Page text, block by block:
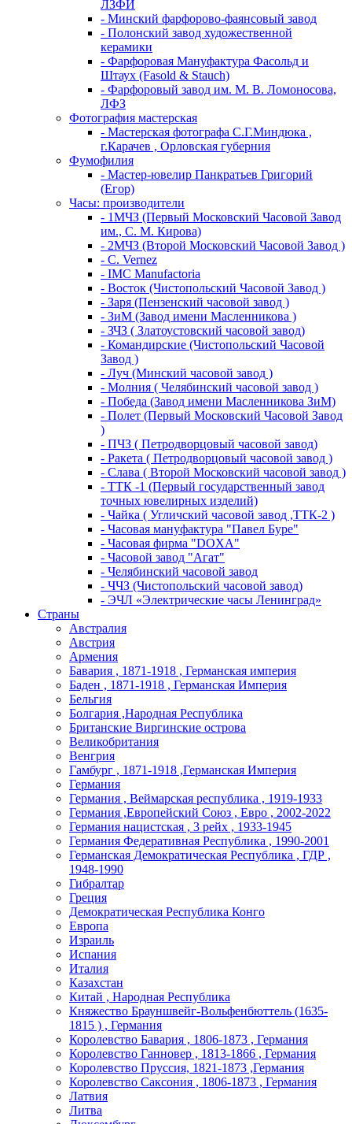
ЛЗФИ
- Минский фарфорово-фаянсовый завод
- Полонский завод художественной
керамики
- Фарфоровая Мануфактура Фасольд и
Штаух (Fasold & Stauch)
- Фарфоровый завод им. М. В. Ломоносова,
ЛФЗ
Фотография мастерская
- Мастерская фотографа С.Г.Миндюка ,
г.Карачев , Орловская губерния
Фумофилия
- Мастер-ювелир Панкратьев Григорий
(Егор)
Часы: производители
- 1МЧЗ (Первый Московский Часовой Завод
им., С. М. Кирова)
- 2МЧЗ (Второй Московский Часовой Завод )
- C. Vernez
- IMC Manufactoria
- Восток (Чистопольский Часовой Завод )
- Заря (Пензенский часовой завод )
- ЗиМ (Завод имени Масленникова )
- ЗЧЗ ( Златоустовский часовой завод)
- Командирские (Чистопольский Часовой
Завод )
- Луч (Минский часовой завод )
- Молния ( Челябинский часовой завод )
- Победа (Завод имени Масленникова ЗиМ)
- Полет (Первый Московский Часовой Завод
)
- ПЧЗ ( Петродворцовый часовой завод)
- Ракета ( Петродворцовый часовой завод )
- Слава ( Второй Московский часовой завод )
- ТТК -1 (Первый государственный завод
точных ювелирных изделий)
- Чайка ( Угличский часовой завод ,ТТК-2 )
- Часовая мануфактура "Павел Буре"
- Часовая фирма "DOXA"
- Часовой завод "Агат"
- Челябинский часовой завод
- ЧЧЗ (Чистопольский часовой завод)
- ЭЧЛ «Электрические часы Ленинград»
Страны
Австралия
Австрия
Армения
Бавария , 1871-1918 , Германская империя
Баден , 1871-1918 , Германская Империя
Бельгия
Болгария ,Народная Республика
Британские Виргинские острова
Великобритания
Венгрия
Гамбург , 1871-1918 ,Германская Империя
Германия
Германия , Веймарская республика , 1919-1933
Германия ,Европейский Союз , Евро , 2002-2022
Германия нацистская , 3 рейх , 1933-1945
Германия Федеративная Республика , 1990-2001
Германская Демократическая Республика , ГДР ,
1948-1990
Гибралтар
Греция
Демократическая Республика Конго
Европа
Израиль
Испания
Италия
Казахстан
Китай , Народная Республика
Княжество Брауншвейг-Вольфенбюттель (1635-
1815 ) , Германия
Королевство Бавария , 1806-1873 , Германия
Королевство Ганновер , 1813-1866 , Германия
Королевство Пруссия, 1821-1873 ,Германия
Королевство Саксония , 1806-1873 , Германия
Латвия
Литва